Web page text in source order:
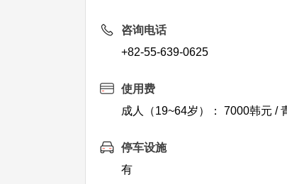
咨询电话
+82-55-639-0625
使用费
成人（19~64岁）： 7000韩元 /
停车设施
有